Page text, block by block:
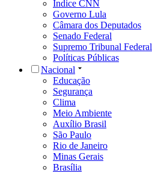
Índice CNN
Governo Lula
Câmara dos Deputados
Senado Federal
Supremo Tribunal Federal
Políticas Públicas
Nacional
Educação
Segurança
Clima
Meio Ambiente
Auxílio Brasil
São Paulo
Rio de Janeiro
Minas Gerais
Brasília